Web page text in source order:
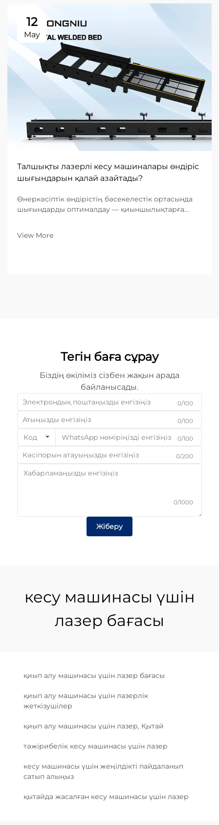
12
May
Талшықты лазерлі кесу машиналары өндіріс
шығындарын қалай азайтады?
Өнеркәсіптік өндірістің бәсекелестік ортасында
шығындарды оптималдау — қиыншылықтарға
табылады. Металл өңдеуге маманданған B2B
View More
Тегін баға сұрау
Біздің өкіліміз сізбен жақын арада
байланысады.
0/100
0/100
Код 0/100
0/200
0/1000
Жіберу
кесу машинасы үшін
лазер бағасы
қиып алу машинасы үшін лазер бағасы
қиып алу машинасы үшін лазерлік
жеткізушілер
қиып алу машинасы үшін лазер, Қытай
тәжірибелік кесу машинасы үшін лазер
кесу машинасы үшін жеңілдікті пайдаланып
сатып алыңыз
қытайда жасалған кесу машинасы үшін лазер